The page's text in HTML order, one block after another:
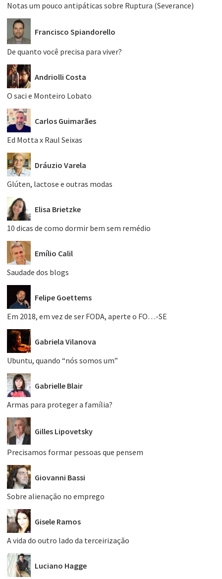
Notas um pouco antipáticas sobre Ruptura (Severance)
Francisco Spiandorello
De quanto você precisa para viver?
Andriolli Costa
O saci e Monteiro Lobato
Carlos Guimarães
Ed Motta x Raul Seixas
Dráuzio Varela
Glúten, lactose e outras modas
Elisa Brietzke
10 dicas de como dormir bem sem remédio
Emílio Calil
Saudade dos blogs
Felipe Goettems
Em 2018, em vez de ser FODA, aperte o FO…-SE
Gabriela Vilanova
Ubuntu, quando “nós somos um”
Gabrielle Blair
Armas para proteger a família?
Gilles Lipovetsky
Precisamos formar pessoas que pensem
Giovanni Bassi
Sobre alienação no emprego
Gisele Ramos
A vida do outro lado da terceirização
Luciano Hagge